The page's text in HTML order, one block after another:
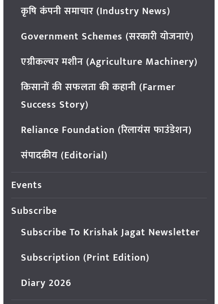
कृषि कंपनी समाचार (Industry News)
Government Schemes (सरकारी योजनाएं)
एग्रीकल्चर मशीन (Agriculture Machinery)
किसानों की सफलता की कहानी (Farmer
Success Story)
Reliance Foundation (रिलायंस फाउंडेशन)
संपादकीय (Editorial)
Events
Subscribe
Subscribe To Krishak Jagat Newsletter
Subscription (Print Edition)
Diary 2026